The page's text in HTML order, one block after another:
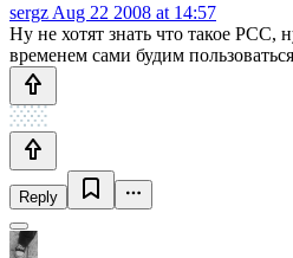
sergz Aug 22 2008 at 14:57
Ну не хотят знать что такое РСС,
временем сами будим
Reply